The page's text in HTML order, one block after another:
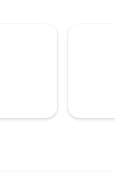
Ruime
continentaal bed.
Rolgordijnen
gang). Mooie